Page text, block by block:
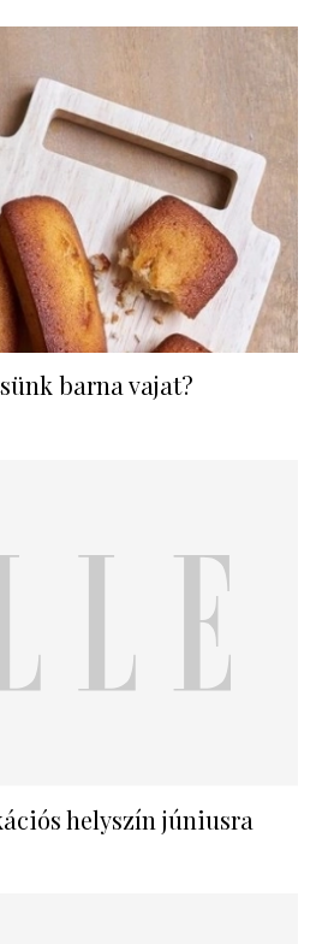
barna vajat?
helyszín júniusra